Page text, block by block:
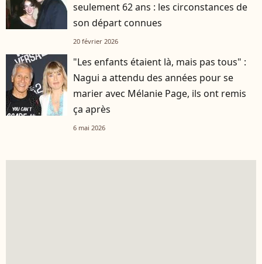
seulement 62 ans : les circonstances de
son départ connues
20 février 2026
"Les enfants étaient là, mais pas tous" :
Nagui a attendu des années pour se
marier avec Mélanie Page, ils ont remis
ça après
6 mai 2026